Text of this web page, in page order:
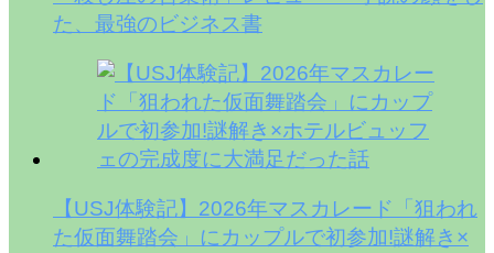
た、最強のビジネス書
【USJ体験記】2026年マスカレード「狙われ
た仮面舞踏会」にカップルで初参加!謎解き×